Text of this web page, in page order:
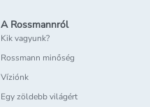
A Rossmannról
Kik vagyunk?
Rossmann minőség
Víziónk
Egy zöldebb világért